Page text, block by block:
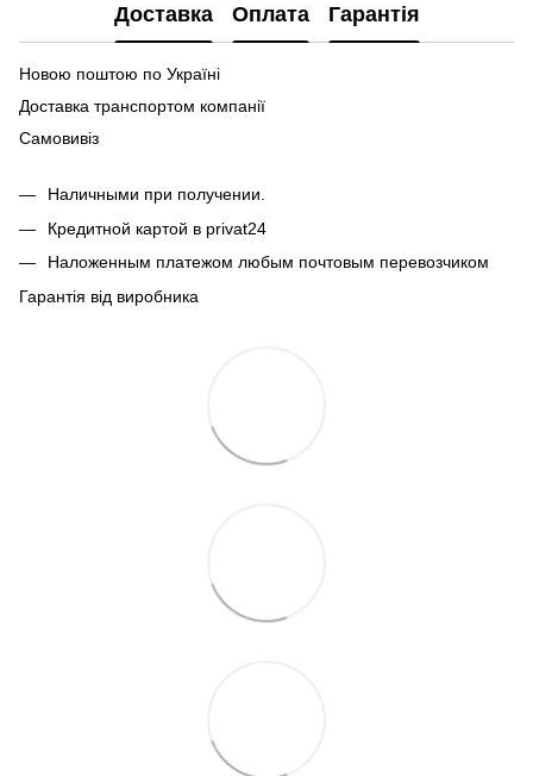
Доставка Оплата Гарантія
Новою поштою по Україні
Доставка транспортом компанії
Самовивіз
Наличными при получении.
Кредитной картой в privat24
Наложенным платежом любым почтовым перевозчиком
Гарантія від виробника